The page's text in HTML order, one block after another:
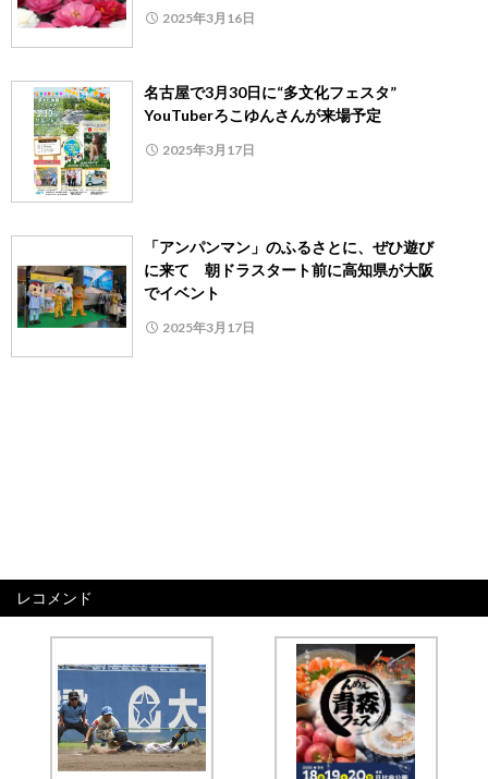
2025年3月16日
名古屋で3月30日に“多文化フェスタ”
YouTuberろこゆんさんが来場予定
2025年3月17日
「アンパンマン」のふるさとに、ぜひ遊び
に来て 朝ドラスタート前に高知県が大阪
でイベント
2025年3月17日
レコメンド